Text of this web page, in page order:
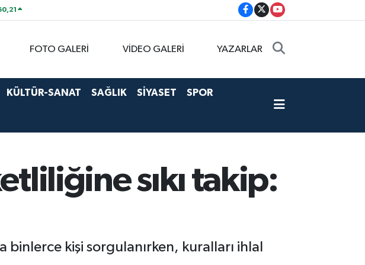
FOTO GALERİ VİDEO GALERİ YAZARLAR
KÜLTÜR-SANAT SAĞLIK SİYASET SPOR
sıkı takip:
kişi sorgulanırken, kuralları ihlal